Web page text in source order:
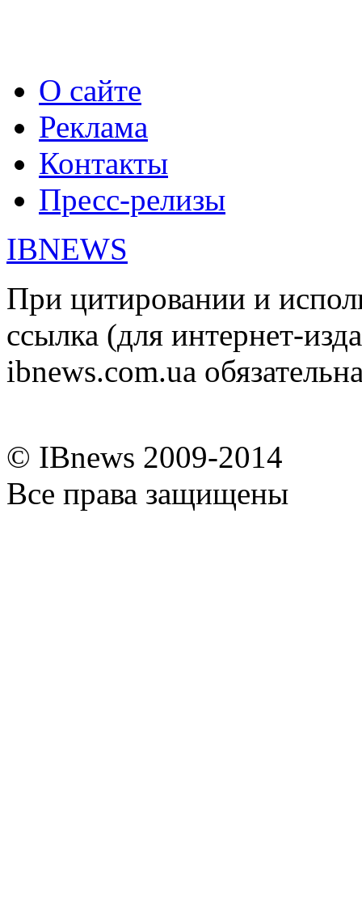
О сайте
Реклама
Контакты
Пресс-релизы
IBNEWS
При цитировании и
ссылка (для интернет-
ibnews.com.ua
© IBnews 2009-2014
Все права защищены